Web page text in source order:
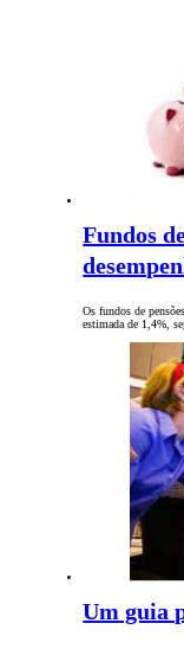
Fundos
Os fundos de
estimada de 1,4%,
Um guia